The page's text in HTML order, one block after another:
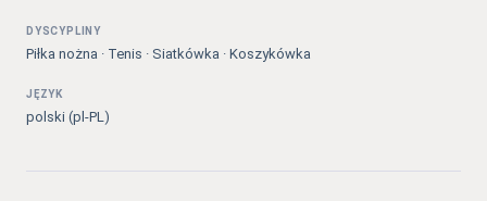
DYSCYPLINY
Piłka nożna · Tenis · Siatkówka · Koszykówka
JĘZYK
polski (pl-PL)